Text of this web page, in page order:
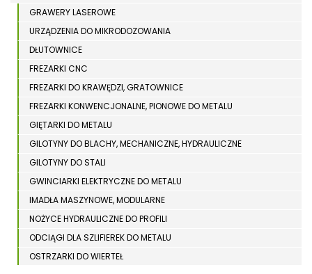
GRAWERY LASEROWE
URZĄDZENIA DO MIKRODOZOWANIA
DŁUTOWNICE
FREZARKI CNC
FREZARKI DO KRAWĘDZI, GRATOWNICE
FREZARKI KONWENCJONALNE, PIONOWE DO METALU
GIĘTARKI DO METALU
GILOTYNY DO BLACHY, MECHANICZNE, HYDRAULICZNE
GILOTYNY DO STALI
GWINCIARKI ELEKTRYCZNE DO METALU
IMADŁA MASZYNOWE, MODULARNE
NOŻYCE HYDRAULICZNE DO PROFILI
ODCIĄGI DLA SZLIFIEREK DO METALU
OSTRZARKI DO WIERTEŁ